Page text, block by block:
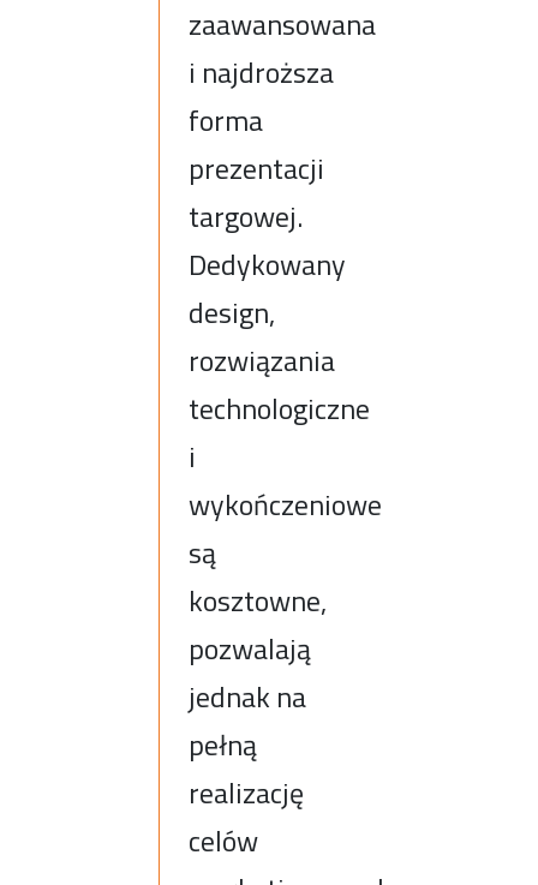
zaawansowana
i najdroższa
forma
prezentacji
targowej.
Dedykowany
design,
rozwiązania
technologiczne
i
wykończeniowe
są
kosztowne,
pozwalają
jednak na
pełną
realizację
celów